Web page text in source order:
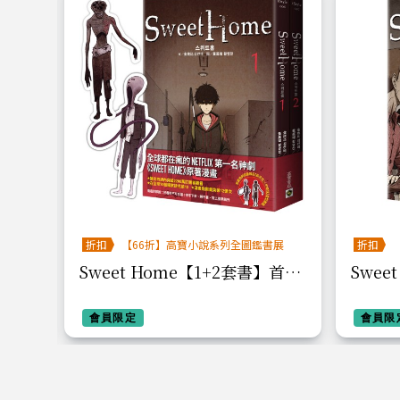
折扣 【66折】高寶小說系列全圖鑑書展
Sweet Home【1+2套書】首刷
Netflix冠軍韓劇同名原著漫畫
會員限定
折扣
會員限